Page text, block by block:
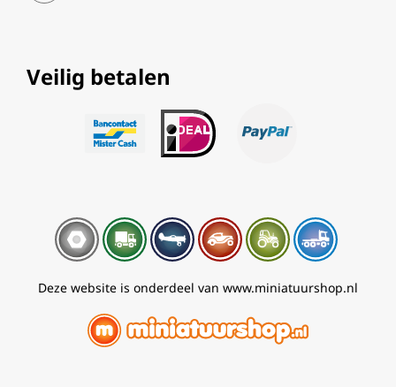
Veilig betalen
Deze website is onderdeel van www.miniatuurshop.nl